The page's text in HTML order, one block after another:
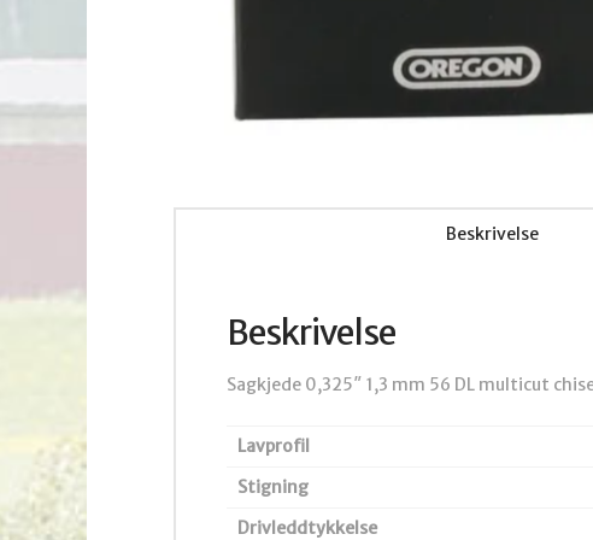
Beskrivelse
Beskrivelse
Sagkjede 0,325″ 1,3 mm 56 DL multicut
Lavprofil
Stigning
Drivleddtykkelse